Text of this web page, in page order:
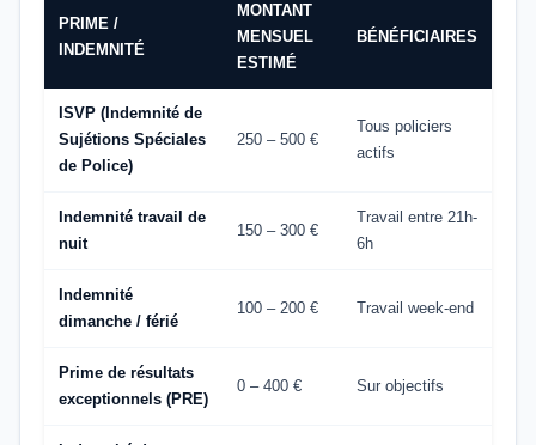
PRIME /
INDEMNITÉ
MONTANT
MENSUEL
ESTIMÉ
BÉNÉFICIAIRES
ISVP (Indemnité de
Sujétions Spéciales
de Police)
250 – 500 €
Tous policiers
actifs
Indemnité travail de
nuit
150 – 300 €
Travail entre 21h-
6h
Indemnité
dimanche / férié
100 – 200 € Travail week-end
Prime de résultats
exceptionnels (PRE)
0 – 400 € Sur objectifs